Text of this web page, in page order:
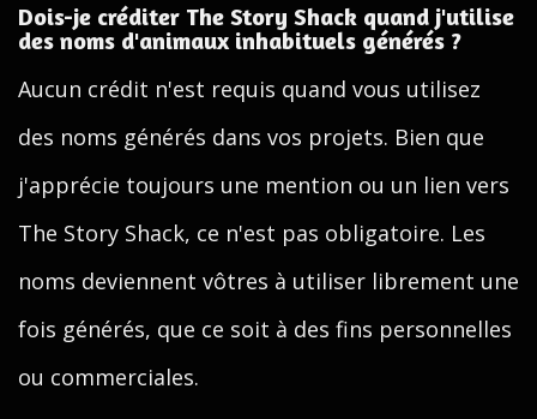
Dois-je créditer The Story Shack quand j'utilise
des noms d'animaux inhabituels générés ?
Aucun crédit n'est requis quand vous utilisez
des noms générés dans vos projets. Bien que
j'apprécie toujours une mention ou un lien vers
The Story Shack, ce n'est pas obligatoire. Les
noms deviennent vôtres à utiliser librement une
fois générés, que ce soit à des fins personnelles
ou commerciales.